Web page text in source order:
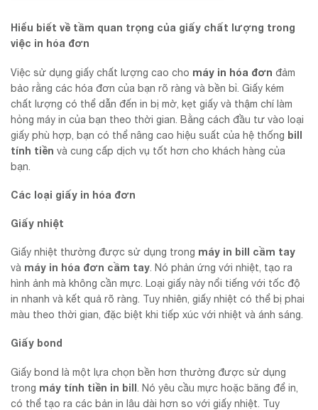
Hiểu biết về tầm quan trọng của giấy chất lượng trong
việc in hóa đơn
Việc sử dụng giấy chất lượng cao cho máy in hóa đơn đảm
bảo rằng các hóa đơn của bạn rõ ràng và bền bỉ. Giấy kém
chất lượng có thể dẫn đến in bị mờ, kẹt giấy và thậm chí làm
hỏng máy in của bạn theo thời gian. Bằng cách đầu tư vào loại
giấy phù hợp, bạn có thể nâng cao hiệu suất của hệ thống bill
tính tiền và cung cấp dịch vụ tốt hơn cho khách hàng của
bạn.
Các loại giấy in hóa đơn
Giấy nhiệt
Giấy nhiệt thường được sử dụng trong máy in bill cầm tay
và máy in hóa đơn cầm tay . Nó phản ứng với nhiệt, tạo ra
hình ảnh mà không cần mực. Loại giấy này nổi tiếng với tốc độ
in nhanh và kết quả rõ ràng. Tuy nhiên, giấy nhiệt có thể bị phai
màu theo thời gian, đặc biệt khi tiếp xúc với nhiệt và ánh sáng.
Giấy bond
Giấy bond là một lựa chọn bền hơn thường được sử dụng
trong máy tính tiền in bill . Nó yêu cầu mực hoặc băng để in,
có thể tạo ra các bản in lâu dài hơn so với giấy nhiệt. Tuy